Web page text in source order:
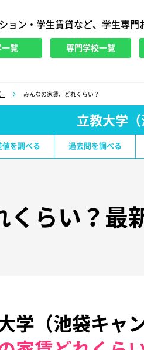
ョン・学生賃貸など、学生専
覧 専門学校一覧
みんなの家賃、どれくらい？
立教大学（
値を調べる 過去問を調べる
くらい？最
学（池袋キャン